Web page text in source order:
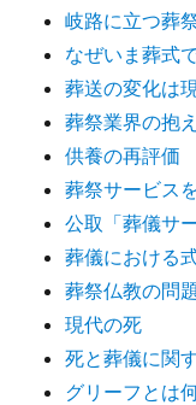
岐路に立つ葬
なぜいま葬式
葬送の変化は
葬祭業界の抱
供養の再評価
葬祭サービス
公取「葬儀サ
葬儀における
葬祭仏教の問
現代の死
死と葬儀に関
グリーフとは